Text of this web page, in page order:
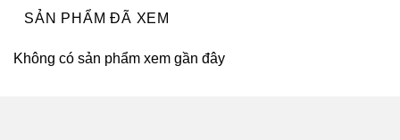
SẢN PHẨM ĐÃ XEM
Không có sản phẩm xem gần đây